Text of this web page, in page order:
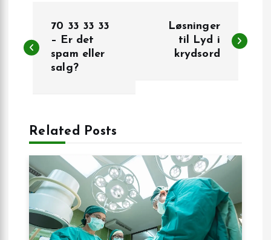
n
æ
g
s
n
70 33 33 33
– Er det
spam eller
salg?
Løsninger
til Lyd i
krydsord
Related Posts